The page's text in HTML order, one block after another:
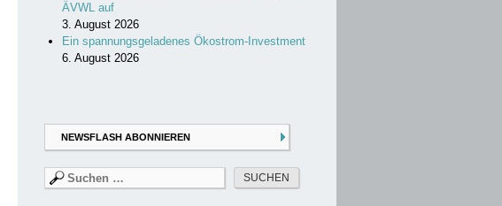
ÄVWL auf
3. August 2026
Ein spannungsgeladenes Ökostrom-Investment
6. August 2026
NEWSFLASH ABONNIEREN
Suchen
nach: